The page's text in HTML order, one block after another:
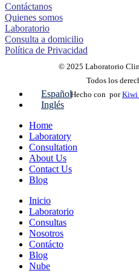
Contáctanos
Quienes somos
Laboratorio
Consulta a domicilio
Política de Privacidad
© 2025 Laboratorio
Todos los
Hecho con porKiwi
Español
Inglés
Home
Laboratory
Consultation
About Us
Contact Us
Blog
Inicio
Laboratorio
Consultas
Nosotros
Contácto
Blog
Nube